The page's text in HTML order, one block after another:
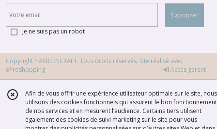
S'abonner
Je ne suis pas un robot
Copyright HASBEENCRAFT. Tous droits réservés. Site réalisé avec
eProShopping
Accès gérant
Afin de vous offrir une expérience utilisateur optimale sur le site, nous
utilisons des cookies fonctionnels qui assurent le bon fonctionnement
de nos services et en mesurent l’audience. Certains tiers utilisent
également des cookies de suivi marketing sur le site pour vous